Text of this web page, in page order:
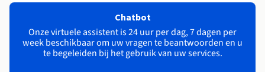
Chatbot
Onze virtuele assistent is 24 uur per dag, 7 dagen per
week beschikbaar om uw vragen te beantwoorden en u
te begeleiden bij het gebruik van uw services.